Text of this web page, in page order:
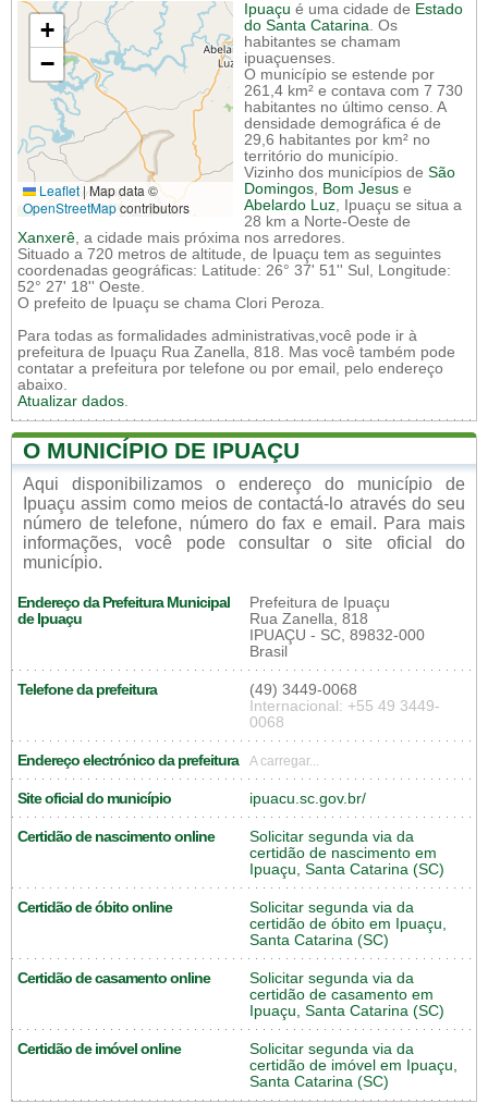
+
−
Leaflet|Map data ©
OpenStreetMapcontributors
Ipuaçu é uma cidade de Estado
do Santa Catarina. Os
habitantes se chamam
ipuaçuenses.
O município se estende por
261,4 km² e contava com 7 730
habitantes no último censo. A
densidade demográfica é de
29,6 habitantes por km² no
território do município.
Vizinho dos municípios de São
Domingos, Bom Jesus e
Abelardo Luz, Ipuaçu se situa a
28 km a Norte-Oeste de
Xanxerê, a cidade mais próxima nos arredores.
Situado a 720 metros de altitude, de Ipuaçu tem as seguintes
coordenadas geográficas: Latitude: 26° 37' 51'' Sul, Longitude:
52° 27' 18'' Oeste.
O prefeito de Ipuaçu se chama Clori Peroza.
Para todas as formalidades administrativas,você pode ir à
prefeitura de Ipuaçu Rua Zanella, 818. Mas você também pode
contatar a prefeitura por telefone ou por email, pelo endereço
abaixo.
Atualizar dados.
O MUNICÍPIO DE IPUAÇU
Aqui disponibilizamos o endereço do município de
Ipuaçu assim como meios de contactá-lo através do seu
número de telefone, número do fax e email. Para mais
informações, você pode consultar o site oficial do
município.
Endereço da Prefeitura Municipal
de Ipuaçu
Prefeitura de Ipuaçu
Rua Zanella, 818
IPUAÇU - SC, 89832-000
Brasil
Telefone da prefeitura
(49) 3449-0068
Internacional: +55 49 3449-
0068
Endereço electrónico da prefeitura A carregar...
Site oficial do município ipuacu.sc.gov.br/
Certidão de nascimento online
Solicitar segunda via da
certidão de nascimento em
Ipuaçu, Santa Catarina (SC)
Certidão de óbito online
Solicitar segunda via da
certidão de óbito em Ipuaçu,
Santa Catarina (SC)
Certidão de casamento online
Solicitar segunda via da
certidão de casamento em
Ipuaçu, Santa Catarina (SC)
Certidão de imóvel online
Solicitar segunda via da
certidão de imóvel em Ipuaçu,
Santa Catarina (SC)